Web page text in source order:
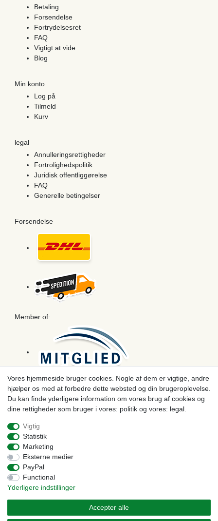
Betaling
Forsendelse
Fortrydelsesret
FAQ
Vigtigt at vide
Blog
Min konto
Log på
Tilmeld
Kurv
legal
Annulleringsrettigheder
Fortrolighedspolitik
Juridisk offentliggørelse
FAQ
Generelle betingelser
Forsendelse
Member of:
Betaling
Vores hjemmeside bruger cookies. Nogle af dem er vigtige, andre
hjælper os med at forbedre dette websted og din brugeroplevelse.
Du kan finde yderligere information om vores brug af cookies og
dine rettigheder som bruger i vores: politik og vores: legal.
Vigtig
Statistik
Marketing
Eksterne medier
PayPal
Functional
Yderligere indstillinger
Accepter alle